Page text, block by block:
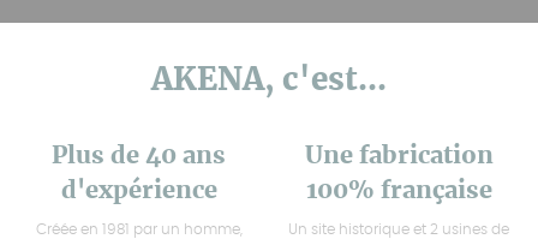
AKENA, c'est...
Plus de 40 ans
d'expérience
Créée en 1981 par un homme,
Une fabrication
100% française
Un site historique et 2 usines de